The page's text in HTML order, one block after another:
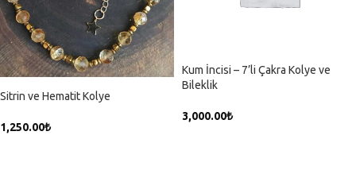
Sitrin ve Hematit Kolye
1,250.00₺
Kum İncisi – 7’li Çakra Kolye ve
Bileklik
3,000.00₺